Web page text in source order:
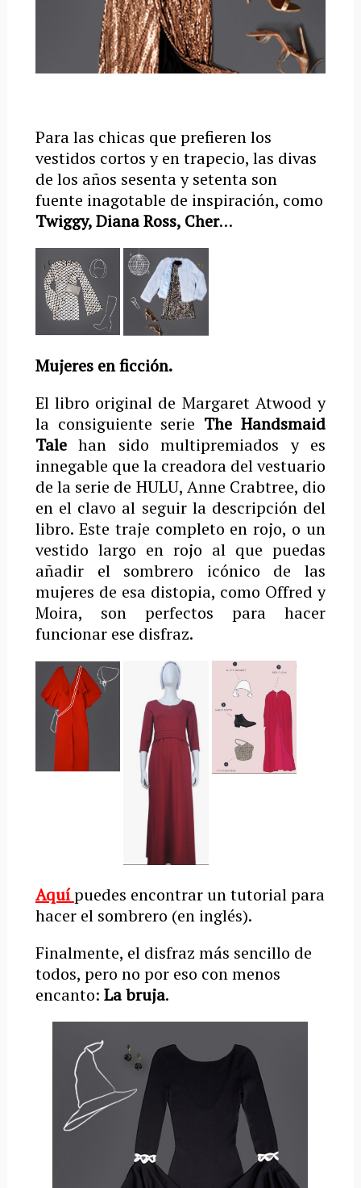
Para las chicas que prefieren los
vestidos cortos y en trapecio, las divas
de los años sesenta y setenta son
fuente inagotable de inspiración, como
Twiggy, Diana Ross, Cher…
Mujeres en ficción.
El libro original de Margaret Atwood y
la consiguiente serie The Handsmaid
Talehan sido multipremiados y es
innegable que la creadora del vestuario
de la serie de HULU, Anne Crabtree, dio
en el clavo al seguir la descripción del
libro. Este traje completo en rojo, o un
vestido largo en rojo al que puedas
añadir el sombrero icónico de las
mujeres de esa distopia, como Offred y
Moira, son perfectos para hacer
funcionar ese disfraz.
Aquípuedes encontrar un tutorial para
hacer el sombrero (en inglés).
Finalmente, el disfraz más sencillo de
todos, pero no por eso con menos
encanto: La bruja.